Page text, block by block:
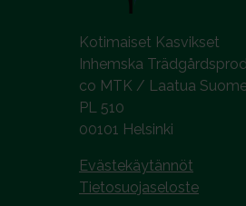
Kotimaiset Kasvikset
Inhemska
co MTK / Laatua
PL 510
00101 Helsinki
Evästekäytännöt
Tietosuojaseloste